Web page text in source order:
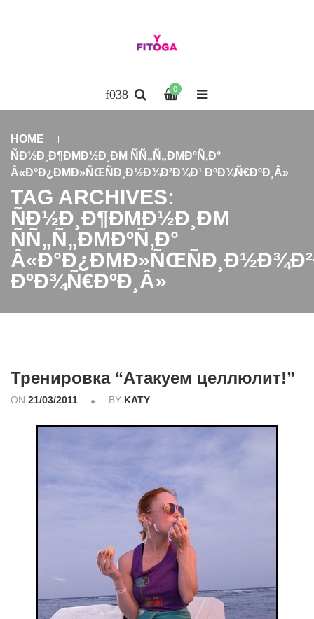
0
HOME
ÑÐ½Ð¸Ð¶ÐΜÐ½Ð¸ÐΜ ÑÑ„Ñ„ÐΜÐºÑ‚Ð°
Â«Ð°Ð¿ÐΜÐ»ÑŒÑÐ¸Ð½Ð¾Ð²Ð¾Ð¹ ÐºÐ¾Ñ€ÐºÐ¸Â»
TAG ARCHIVES:
ÑÐ½Ð¸Ð¶ÐΜÐ½Ð¸ÐΜ
ÑÑ„Ñ„ÐΜÐºÑ‚Ð°
ÐºÐ¾Ñ€ÐºÐ¸Â»
Тренировка “Атакуем целлюлит!”
ON 21/03/2011 BY KATY